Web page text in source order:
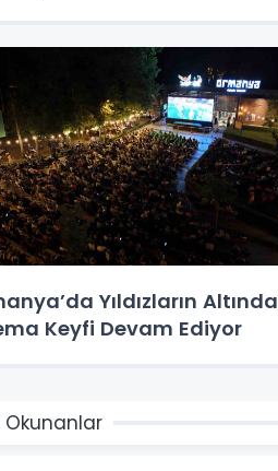
Yıldızların Altında
Keyfi Devam Ediyor
Okunanlar